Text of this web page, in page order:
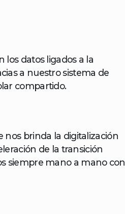
los datos ligados a la
a nuestro sistema de
compartido.
nos brinda la digitalización
de la transición
siempre mano a mano con